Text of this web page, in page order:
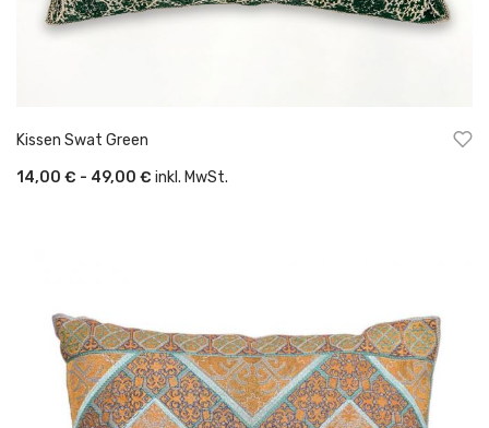
Kissen Swat Green
14,00 € - 49,00 € inkl. MwSt.